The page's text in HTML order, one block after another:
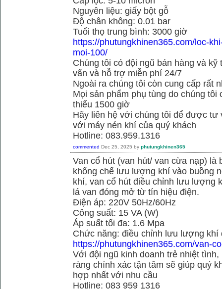
Nguyên liệu: giấy bột gỗ
Độ chân không: 0.01 bar
Tuổi thọ trung bình: 3000 giờ
https://phutungkhinen365.com/loc-
moi-100/
Chúng tôi có đội ngũ bán hàng và
vấn và hỗ trợ miễn phí 24/7
Ngoài ra chúng tôi còn cung cấp rất
Mọi sản phẩm phụ tùng do chúng
thiểu 1500 giờ
Hãy liên hệ với chúng tôi để được tư
với máy nén khí của quý khách
Hotline: 083.959.1316
commented Dec 25, 2025 by phutungkhinen365
Van cổ hút (van hút/ van cừa nạp) là
khống chế lưu lượng khí vào buồng
khí, van cổ hút điều chỉnh lưu lượng
lá van đóng mở từ tín hiệu điện.
Điện áp: 220V 50Hz/60Hz
Công suất: 15 VA (W)
Áp suất tối đa: 1.6 Mpa
Chức năng: điều chỉnh lưu lượng khí
https://phutungkhinen365.com/van-
Với đội ngũ kinh doanh trẻ nhiệt
ràng chính xác tận tâm sẽ giúp quý
hợp nhất với nhu cầu
Hotline: 083 959 1316